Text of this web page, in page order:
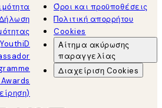
YouthiD
Όροι και προϋποθέσεις
Πολιτική απορρήτου
Cookies
Αίτημα ακύρωσης
παραγγελίας
Διαχείριση Cookies